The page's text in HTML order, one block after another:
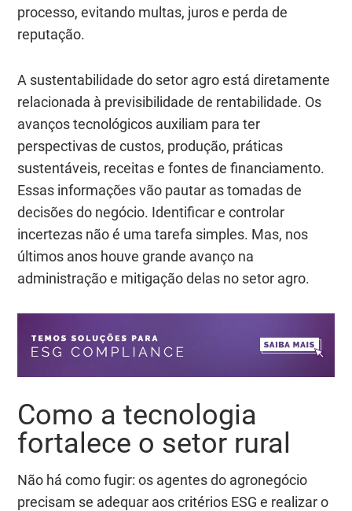
processo, evitando multas, juros e perda de
reputação.
A sustentabilidade do setor agro está diretamente
relacionada à previsibilidade de rentabilidade. Os
avanços tecnológicos auxiliam para ter
perspectivas de custos, produção, práticas
sustentáveis, receitas e fontes de financiamento.
Essas informações vão pautar as tomadas de
decisões do negócio. Identificar e controlar
incertezas não é uma tarefa simples. Mas, nos
últimos anos houve grande avanço na
administração e mitigação delas no setor agro.
Como a tecnologia
fortalece o setor rural
Não há como fugir: os agentes do agronegócio
precisam se adequar aos critérios ESG e realizar o